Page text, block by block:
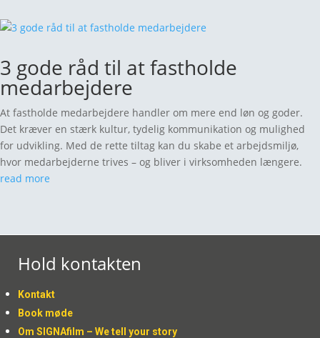
3 gode råd til at fastholde
medarbejdere
At fastholde medarbejdere handler om mere end løn og goder.
Det kræver en stærk kultur, tydelig kommunikation og mulighed
for udvikling. Med de rette tiltag kan du skabe et arbejdsmiljø,
hvor medarbejderne trives – og bliver i virksomheden længere.
read more
Hold kontakten
Kontakt
Book møde
Om SIGNAfilm – We tell your story